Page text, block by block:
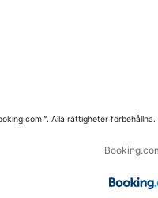
Alla rättigheter förbehållna.